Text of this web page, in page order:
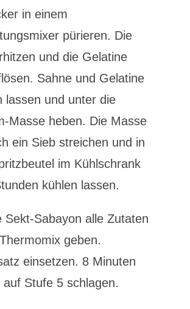
in einem
pürieren. Die
und die Gelatine
Sahne und Gelatine
lassen und unter die
Masse heben. Die Masse
ein Sieb streichen und in
im Kühlschrank
kühlen lassen.
Sekt-Sabayon alle Zutaten
geben.
einsetzen. 8 Minuten
auf Stufe 5 schlagen.